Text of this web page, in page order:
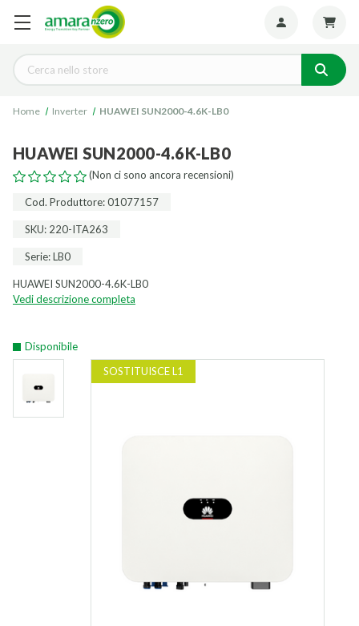
Cerca
Home Inverter HUAWEI SUN2000-4.6K-LB0
SOSTITUISCE L1
HUAWEI SUN2000-4.6K-LB0
(Non ci sono ancora recensioni)
Cod. Produttore: 01077157
SKU: 220-ITA263
Serie: LB0
HUAWEI SUN2000-4.6K-LB0
Vedi descrizione completa
Disponibile